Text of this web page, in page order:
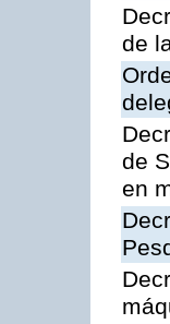
de
de
en